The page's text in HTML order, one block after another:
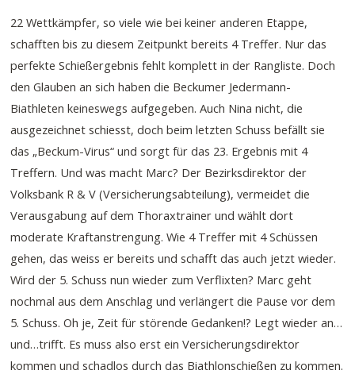
22 Wettkämpfer, so viele wie bei keiner anderen Etappe,
schafften bis zu diesem Zeitpunkt bereits 4 Treffer. Nur das
perfekte Schießergebnis fehlt komplett in der Rangliste. Doch
den Glauben an sich haben die Beckumer Jedermann-
Biathleten keineswegs aufgegeben. Auch Nina nicht, die
ausgezeichnet schiesst, doch beim letzten Schuss befällt sie
das „Beckum-Virus“ und sorgt für das 23. Ergebnis mit 4
Treffern. Und was macht Marc? Der Bezirksdirektor der
Volksbank R & V (Versicherungsabteilung), vermeidet die
Verausgabung auf dem Thoraxtrainer und wählt dort
moderate Kraftanstrengung. Wie 4 Treffer mit 4 Schüssen
gehen, das weiss er bereits und schafft das auch jetzt wieder.
Wird der 5. Schuss nun wieder zum Verflixten? Marc geht
nochmal aus dem Anschlag und verlängert die Pause vor dem
5. Schuss. Oh je, Zeit für störende Gedanken!? Legt wieder an…
und…trifft. Es muss also erst ein Versicherungsdirektor
kommen und schadlos durch das Biathlonschießen zu kommen.